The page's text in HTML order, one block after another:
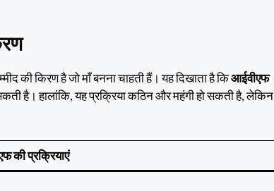
की किरण है जो माँ बनना चाहती हैं। यह दिखाता है किआईवीएफ
है। हालांकि, यह प्रक्रिया कठिन और महंगी हो सकती है, लेकिन
की प्रक्रियाएं